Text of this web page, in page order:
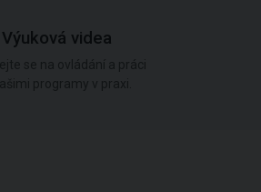
Výuková videa